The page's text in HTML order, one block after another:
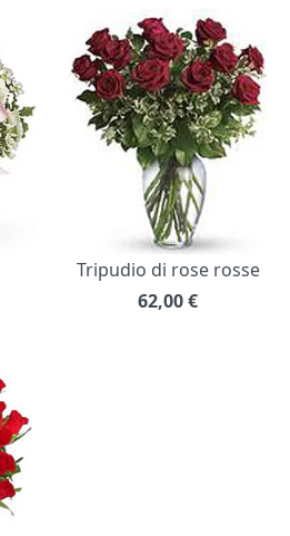
Tripudio di rose rosse
62,00€